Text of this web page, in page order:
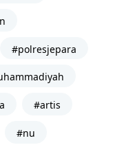
#polresjepara
#artis
#nu